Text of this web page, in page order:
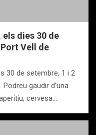
dies 30 de
Vell de
30 de setembre, 1 i 2
gaudir d’una
cervesa…